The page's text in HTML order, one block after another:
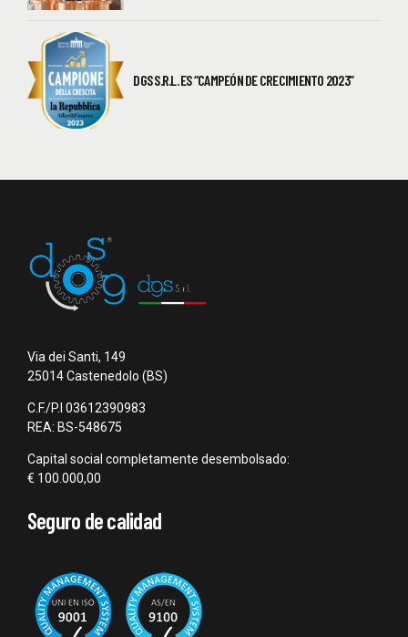
DGS S.R.L. ES “CAMPEÓN DE CRECIMIENTO 2023”
Via dei Santi, 149
25014 Castenedolo (BS)
C.F./P.I 03612390983
REA: BS-548675
Capital social completamente desembolsado:
€ 100.000,00
Seguro de calidad